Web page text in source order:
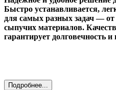
Быстро устанавливается,
для самых разных задач — от
сыпучих материалов.
гарантирует долговечность
Подробнее...